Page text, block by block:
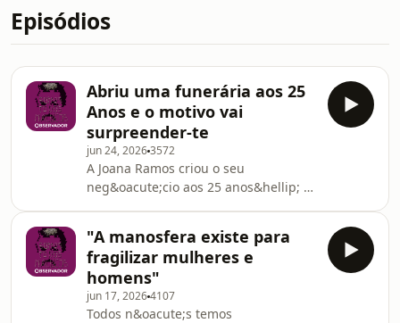
Episódios
Abriu uma funerária aos 25
Anos e o motivo vai
surpreender-te
jun 24, 20263572
A Joana Ramos criou o seu
neg&oacute;cio aos 25 anos&hellip; e
ser cosm&eacute;tica. &Eacute;
quase&hellip; a Joana abriu uma
funer&aacute;ria e o motivo &eacute;
especial...See
omnystudio.com/listener for privacy
"A manosfera existe para
fragilizar mulheres e
homens"
jun 17, 20264107
Todos n&oacute;s temos